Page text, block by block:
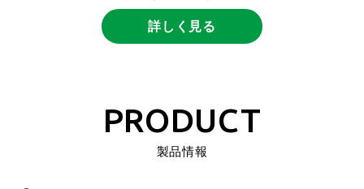
詳しく見る
PRODUCT
製品情報